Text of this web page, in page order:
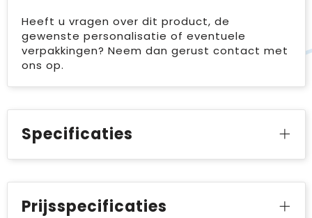
Heeft u vragen over dit product, de
gewenste personalisatie of eventuele
verpakkingen? Neem dan gerust contact met
ons op.
Specificaties
Prijsspecificaties